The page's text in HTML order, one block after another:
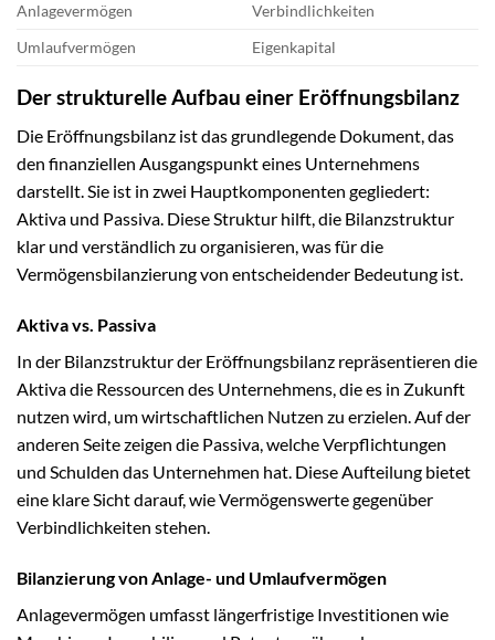
Anlagevermögen
Verbindlichkeiten
Umlaufvermögen
Eigenkapital
Der strukturelle Aufbau einer Eröffnungsbilanz
Die Eröffnungsbilanz ist das grundlegende Dokument, das
den finanziellen Ausgangspunkt eines Unternehmens
darstellt. Sie ist in zwei Hauptkomponenten gegliedert:
Aktiva und Passiva. Diese Struktur hilft, die Bilanzstruktur
klar und verständlich zu organisieren, was für die
Vermögensbilanzierung von entscheidender Bedeutung ist.
Aktiva vs. Passiva
In der Bilanzstruktur der Eröffnungsbilanz repräsentieren die
Aktiva die Ressourcen des Unternehmens, die es in Zukunft
nutzen wird, um wirtschaftlichen Nutzen zu erzielen. Auf der
anderen Seite zeigen die Passiva, welche Verpflichtungen
und Schulden das Unternehmen hat. Diese Aufteilung bietet
eine klare Sicht darauf, wie Vermögenswerte gegenüber
Verbindlichkeiten stehen.
Bilanzierung von Anlage- und Umlaufvermögen
Anlagevermögen umfasst längerfristige Investitionen wie